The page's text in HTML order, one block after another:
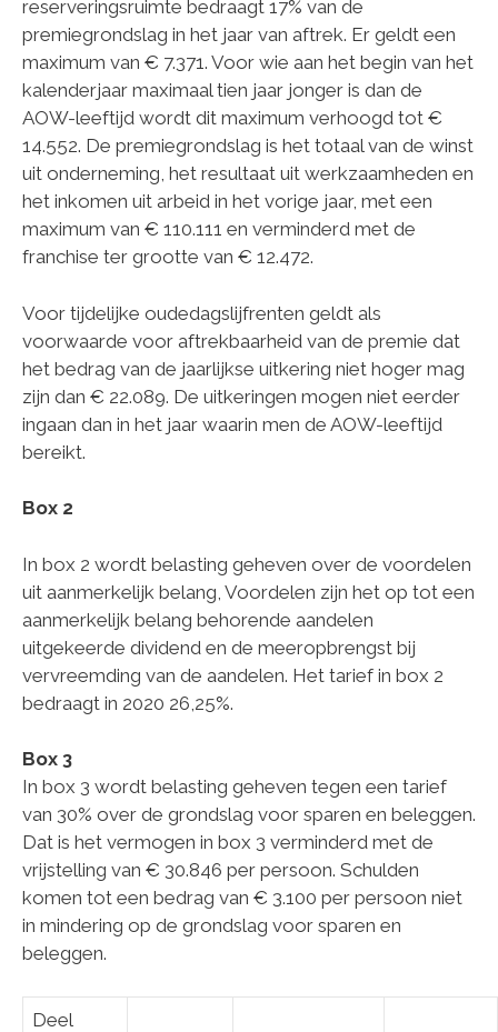
reserveringsruimte bedraagt 17% van de
premiegrondslag in het jaar van aftrek. Er geldt een
maximum van € 7.371. Voor wie aan het begin van het
kalenderjaar maximaal tien jaar jonger is dan de
AOW-leeftijd wordt dit maximum verhoogd tot €
14.552. De premiegrondslag is het totaal van de winst
uit onderneming, het resultaat uit werkzaamheden en
het inkomen uit arbeid in het vorige jaar, met een
maximum van € 110.111 en verminderd met de
franchise ter grootte van € 12.472.
Voor tijdelijke oudedagslijfrenten geldt als
voorwaarde voor aftrekbaarheid van de premie dat
het bedrag van de jaarlijkse uitkering niet hoger mag
zijn dan € 22.089. De uitkeringen mogen niet eerder
ingaan dan in het jaar waarin men de AOW-leeftijd
bereikt.
Box 2
In box 2 wordt belasting geheven over de voordelen
uit aanmerkelijk belang, Voordelen zijn het op tot een
aanmerkelijk belang behorende aandelen
uitgekeerde dividend en de meeropbrengst bij
vervreemding van de aandelen. Het tarief in box 2
bedraagt in 2020 26,25%.
Box 3
In box 3 wordt belasting geheven tegen een tarief
van 30% over de grondslag voor sparen en beleggen.
Dat is het vermogen in box 3 verminderd met de
vrijstelling van € 30.846 per persoon. Schulden
komen tot een bedrag van € 3.100 per persoon niet
in mindering op de grondslag voor sparen en
beleggen.
Deel